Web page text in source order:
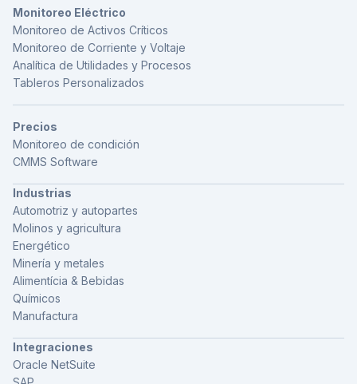
Monitoreo Eléctrico
Monitoreo de Activos Críticos
Monitoreo de Corriente y Voltaje
Analítica de Utilidades y Procesos
Tableros Personalizados
Precios
Monitoreo de condición
CMMS Software
Industrias
Automotriz y autopartes
Molinos y agricultura
Energético
Minería y metales
Alimentícia & Bebidas
Químicos
Manufactura
Integraciones
Oracle NetSuite